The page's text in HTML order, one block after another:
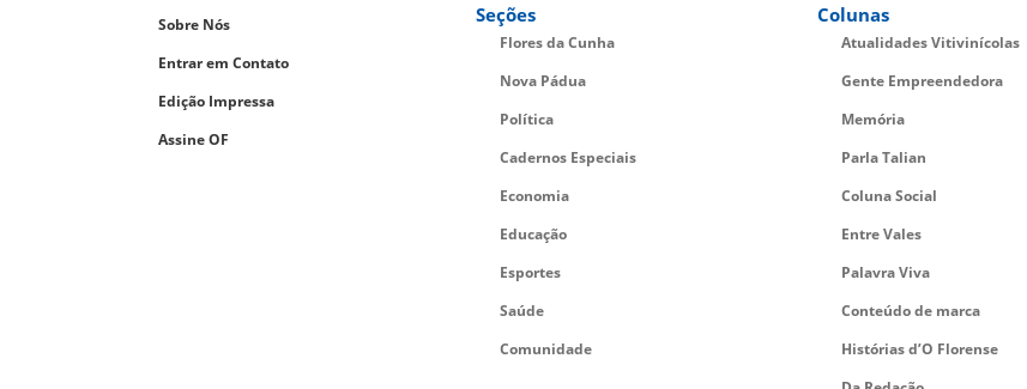
Sobre Nós
Entrar em Contato
Edição Impressa
Assine OF
Seções
Flores da Cunha
Nova Pádua
Política
Cadernos Especiais
Economia
Educação
Esportes
Saúde
Comunidade
Colunas
Atualidades Vitivinícolas
Gente Empreendedora
Memória
Parla Talian
Coluna Social
Entre Vales
Palavra Viva
Conteúdo de marca
Histórias d’O Florense